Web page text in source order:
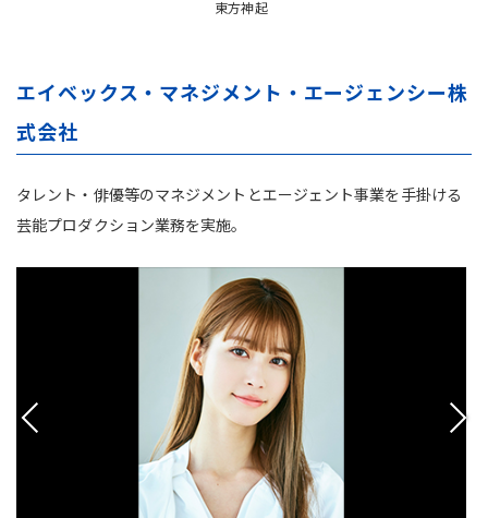
東方神起
エイベックス・マネジメント・エージェンシー株
式会社
タレント・俳優等のマネジメントとエージェント事業を手掛ける
芸能プロダクション業務を実施。